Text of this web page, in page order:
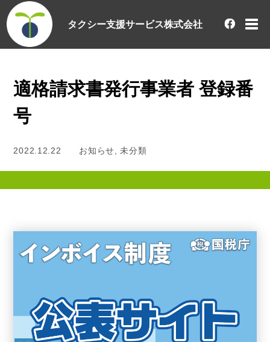
タクシー支援サービス株式会社
適格請求書発行事業者 登録番
号
2022.12.22 お知らせ,未分類